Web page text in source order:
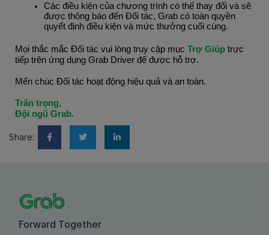
Các điều kiện của chương trình có thể thay đổi và sẽ
được thông báo đến Đối tác, Grab có toàn quyền
quyết định điều kiện và mức thưởng cuối cùng.
Mọi thắc mắc Đối tác vui lòng truy cập mục Trợ Giúp trực
tiếp trên ứng dụng Grab Driver để được hỗ trợ.
Mến chúc Đối tác hoạt động hiệu quả và an toàn.
Trân trọng,
Đội ngũ Grab.
Share:
Forward Together